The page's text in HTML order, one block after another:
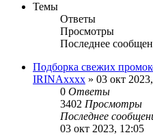
Темы
Ответы
Просмотры
Последнее
Подборка свежих
IRINAxxxx » 03 окт
0 Ответы
3402 Просмотры
Последнее
03 окт 2023, 12:05